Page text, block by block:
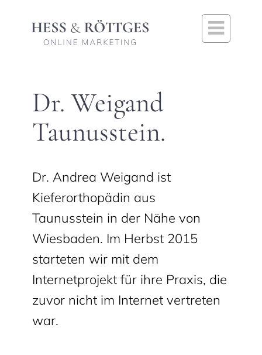

Dr. Weigand
Taunusstein.
Dr. Andrea Weigand ist
Kieferorthopädin aus
Taunusstein in der Nähe von
Wiesbaden. Im Herbst 2015
starteten wir mit dem
Internetprojekt für ihre Praxis, die
zuvor nicht im Internet vertreten
war.